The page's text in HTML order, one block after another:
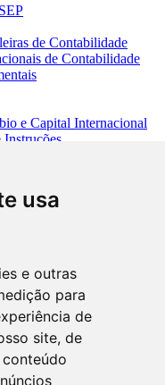
usa
e outras
para
de
site, de
de Contabilidade
de Contabilidade
e Capital Internacional
Valores Mobiliários
do SFN
Bancária
Nacional de
e Cosif-e